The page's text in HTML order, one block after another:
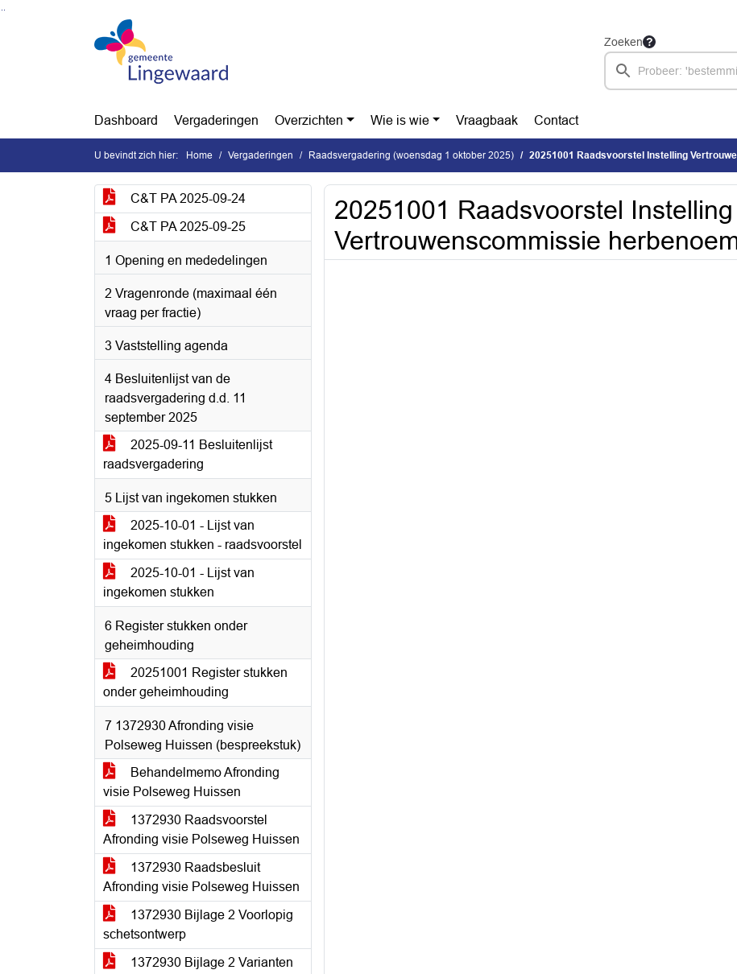
Ga naar de inhoud van deze pagina
Zoeken
Dashboard Vergaderingen Overzichten Wie is wie Vraagbaak Contact
U bevindt zich hier: Home Vergaderingen Raadsvergadering (woensdag 1 oktober 2025) 20251001 Raadsvoorstel Instelling
C&T PA 2025-09-24
C&T PA 2025-09-25
1 Opening en mededelingen
2 Vragenronde (maximaal één
vraag per fractie)
3 Vaststelling agenda
4 Besluitenlijst van de
raadsvergadering d.d. 11
september 2025
2025-09-11 Besluitenlijst
raadsvergadering
5 Lijst van ingekomen stukken
2025-10-01 - Lijst van
ingekomen stukken - raadsvoorstel
2025-10-01 - Lijst van
ingekomen stukken
6 Register stukken onder
geheimhouding
20251001 Register stukken
onder geheimhouding
7 1372930 Afronding visie
Polseweg Huissen (bespreekstuk)
Behandelmemo Afronding
visie Polseweg Huissen
1372930 Raadsvoorstel
Afronding visie Polseweg Huissen
1372930 Raadsbesluit
Afronding visie Polseweg Huissen
1372930 Bijlage 2 Voorlopig
schetsontwerp
1372930 Bijlage 2 Varianten
20251001 Raadsvoorstel Instelling
Vertrouwenscommissie